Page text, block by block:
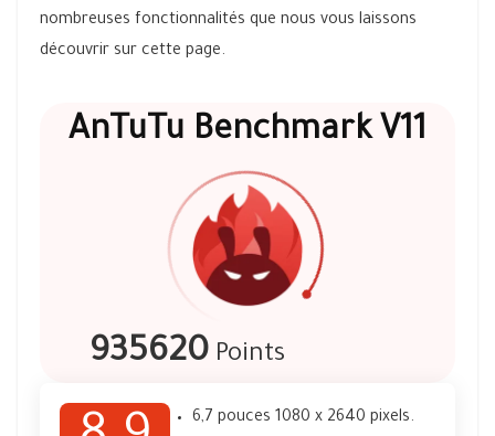
nombreuses fonctionnalités que nous vous laissons
découvrir sur cette page.
AnTuTu Benchmark V11
935620 Points
6,7 pouces 1080 x 2640 pixels.